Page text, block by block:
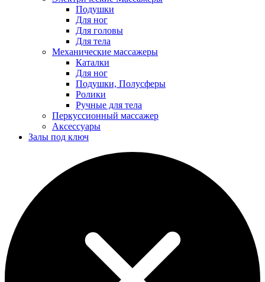
Подушки
Для ног
Для головы
Для тела
Механические массажеры
Каталки
Для ног
Подушки, Полусферы
Ролики
Ручные для тела
Перкуссионный массажер
Аксессуары
Залы под ключ